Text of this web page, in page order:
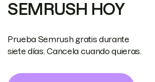
SEMRUSH HOY
Prueba Semrush gratis durante
siete días. Cancela cuando quieras.